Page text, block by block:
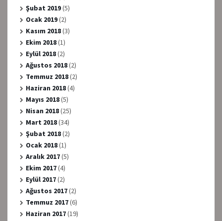
Şubat 2019(5)
Ocak 2019(2)
Kasım 2018(3)
Ekim 2018(1)
Eylül 2018(2)
Ağustos 2018(2)
Temmuz 2018(2)
Haziran 2018(4)
Mayıs 2018(5)
Nisan 2018(25)
Mart 2018(34)
Şubat 2018(2)
Ocak 2018(1)
Aralık 2017(5)
Ekim 2017(4)
Eylül 2017(2)
Ağustos 2017(2)
Temmuz 2017(6)
Haziran 2017(19)